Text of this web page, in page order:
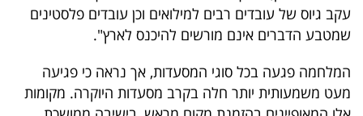
UNDER
40
שיתופי
עקב גיוס של עובדים רבים למילואים וכן עובדים פלסטינים
שמטבע הדברים אינם מורשים להיכנס לארץ".
המלחמה פגעה בכל סוגי המסעדות, אך נראה כי פגיעה
מעט משמעותית יותר חלה בקרב מסעדות היוקרה. מקומות